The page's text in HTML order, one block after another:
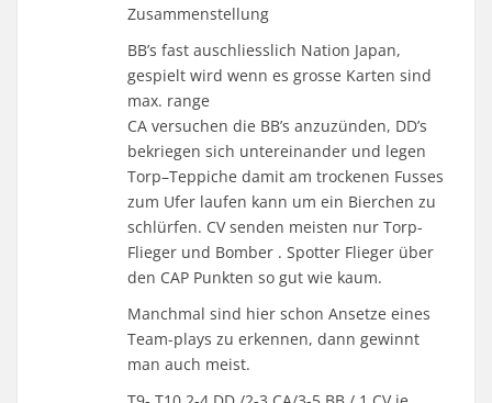
Zusammenstellung
BB’s fast auschliesslich Nation Japan,
gespielt wird wenn es grosse Karten sind
max. range
CA versuchen die BB’s anzuzünden, DD’s
bekriegen sich untereinander und legen
Torp–Teppiche damit am trockenen Fusses
zum Ufer laufen kann um ein Bierchen zu
schlürfen. CV senden meisten nur Torp-
Flieger und Bomber . Spotter Flieger über
den CAP Punkten so gut wie kaum.
Manchmal sind hier schon Ansetze eines
Team-plays zu erkennen, dann gewinnt
man auch meist.